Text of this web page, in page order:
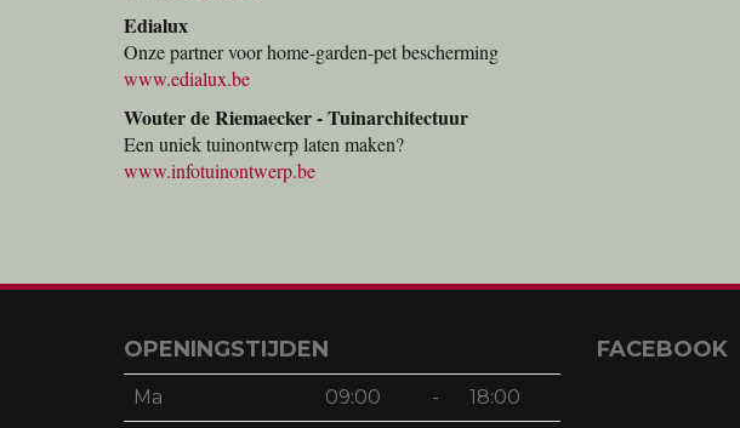
Edialux
Onze partner voor home-garden-pet bescherming
www.edialux.be
Wouter de Riemaecker - Tuinarchitectuur
Een uniek tuinontwerp laten maken?
www.infotuinontwerp.be
OPENINGSTIJDEN
Ma 09:00 - 18:00
FACEBOOK